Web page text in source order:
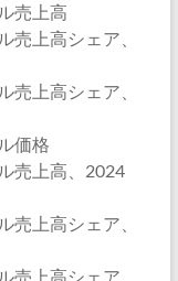
売上高
売上高シェア、
売上高シェア、
価格
売上高、2024
売上高シェア、
売上高シェア、